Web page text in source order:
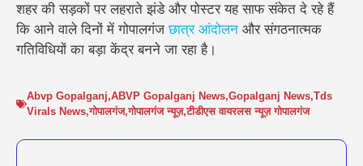
शहर की सड़कों पर लहराते झंडे और पोस्टर यह साफ संकेत दे रहे हैं
कि आने वाले दिनों में गोपालगंजछात्र आंदोलन और संगठनात्मक
गतिविधियों का बड़ा केंद्र बनने जा रहा है।
Abvp Gopalganj,ABVP Gopalganj News,Gopalganj News,Tds
Virals News,गोपालगंज,गोपालगंज न्यूज़,टीडीएस वायरलस न्यूज़ गोपालगंज